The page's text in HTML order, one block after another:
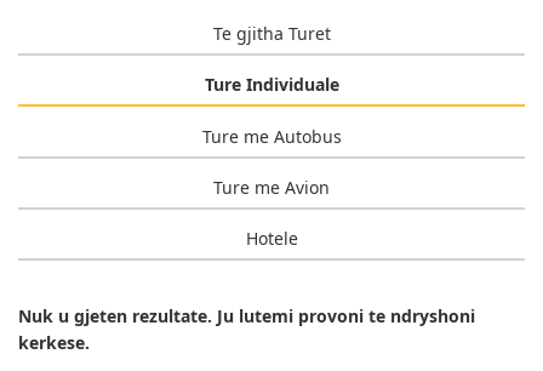
Te gjitha Turet
Ture Individuale
Ture me Autobus
Ture me Avion
Hotele
Nuk u gjeten rezultate. Ju lutemi provoni te ndryshoni
kerkese.